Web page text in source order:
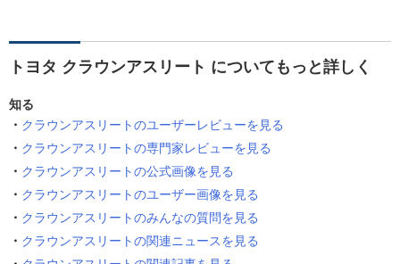
トヨタ クラウンアスリート についてもっと詳しく
知る
クラウンアスリートのユーザーレビューを見る
クラウンアスリートの専門家レビューを見る
クラウンアスリートの公式画像を見る
クラウンアスリートのユーザー画像を見る
クラウンアスリートのみんなの質問を見る
クラウンアスリートの関連ニュースを見る